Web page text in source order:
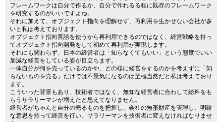
フレームワークは自分で作るか、自分で作れるる程に既存のフレームワーク
を研究するのがいいですよね。
それに加えて、オブジェクト指向を理解せず、再利用を生かせない会社が多
いと私は考えております。
オブジェクト指向言語を使うから再利用できるのではなく、経営戦略を持っ
てオブジェクト指向開発をして初めて再利用が実現します。
それにも関わらず、日本の経営者は「知らなくてもいい」という態度でいい
加減な経営をしている姿が目立ちます。
一体自分が何を売っているのかや、どの様に経営をするのかを考えずに「知
らないものを売る」だけでは不景気になるのは至極当然だと私は考えており
ます。
こういった背景もあり、技術者ではなく、無知な経営者に合わして給料をも
らうサラリーマンが増えたと思えてなりません。
経営者がちゃんと自分の売るものを把握し、会社の無形財産を管理し、明確
な意思を持って経営を行い、サラリーマンを技術者に変えなければなりませ